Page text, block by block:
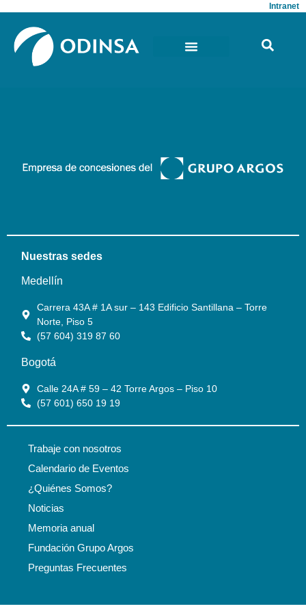
Intranet
Nuestras sedes
Medellín
Carrera 43A # 1A sur – 143 Edificio Santillana – Torre
Norte, Piso 5
(57 604) 319 87 60
Bogotá
Calle 24A # 59 – 42 Torre Argos – Piso 10
(57 601) 650 19 19
Trabaje con nosotros
Calendario de Eventos
¿Quiénes Somos?
Noticias
Memoria anual
Fundación Grupo Argos
Preguntas Frecuentes